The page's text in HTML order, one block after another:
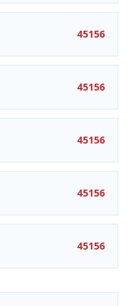
45156
45156
45156
45156
45156